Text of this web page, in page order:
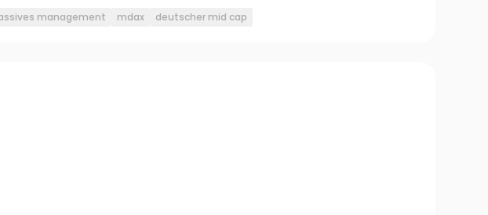
management mdax deutscher mid cap